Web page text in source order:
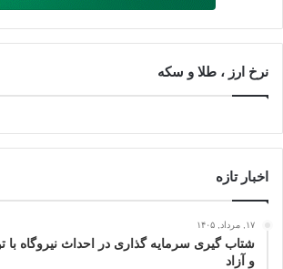
نرخ ارز ، طلا و سکه
اخبار تازه
۱۷, مرداد, ۱۴۰۵
شتاب گیری سرمایه گذاری در احداث نیروگاه با
و آزاد